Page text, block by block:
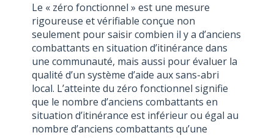
Le « zéro fonctionnel » est une mesure
rigoureuse et vérifiable conçue non
seulement pour saisir combien il y a d’anciens
combattants en situation d’itinérance dans
une communauté, mais aussi pour évaluer la
qualité d’un système d’aide aux sans-abri
local. L’atteinte du zéro fonctionnel signifie
que le nombre d’anciens combattants en
situation d’itinérance est inférieur ou égal au
nombre d’anciens combattants qu’une